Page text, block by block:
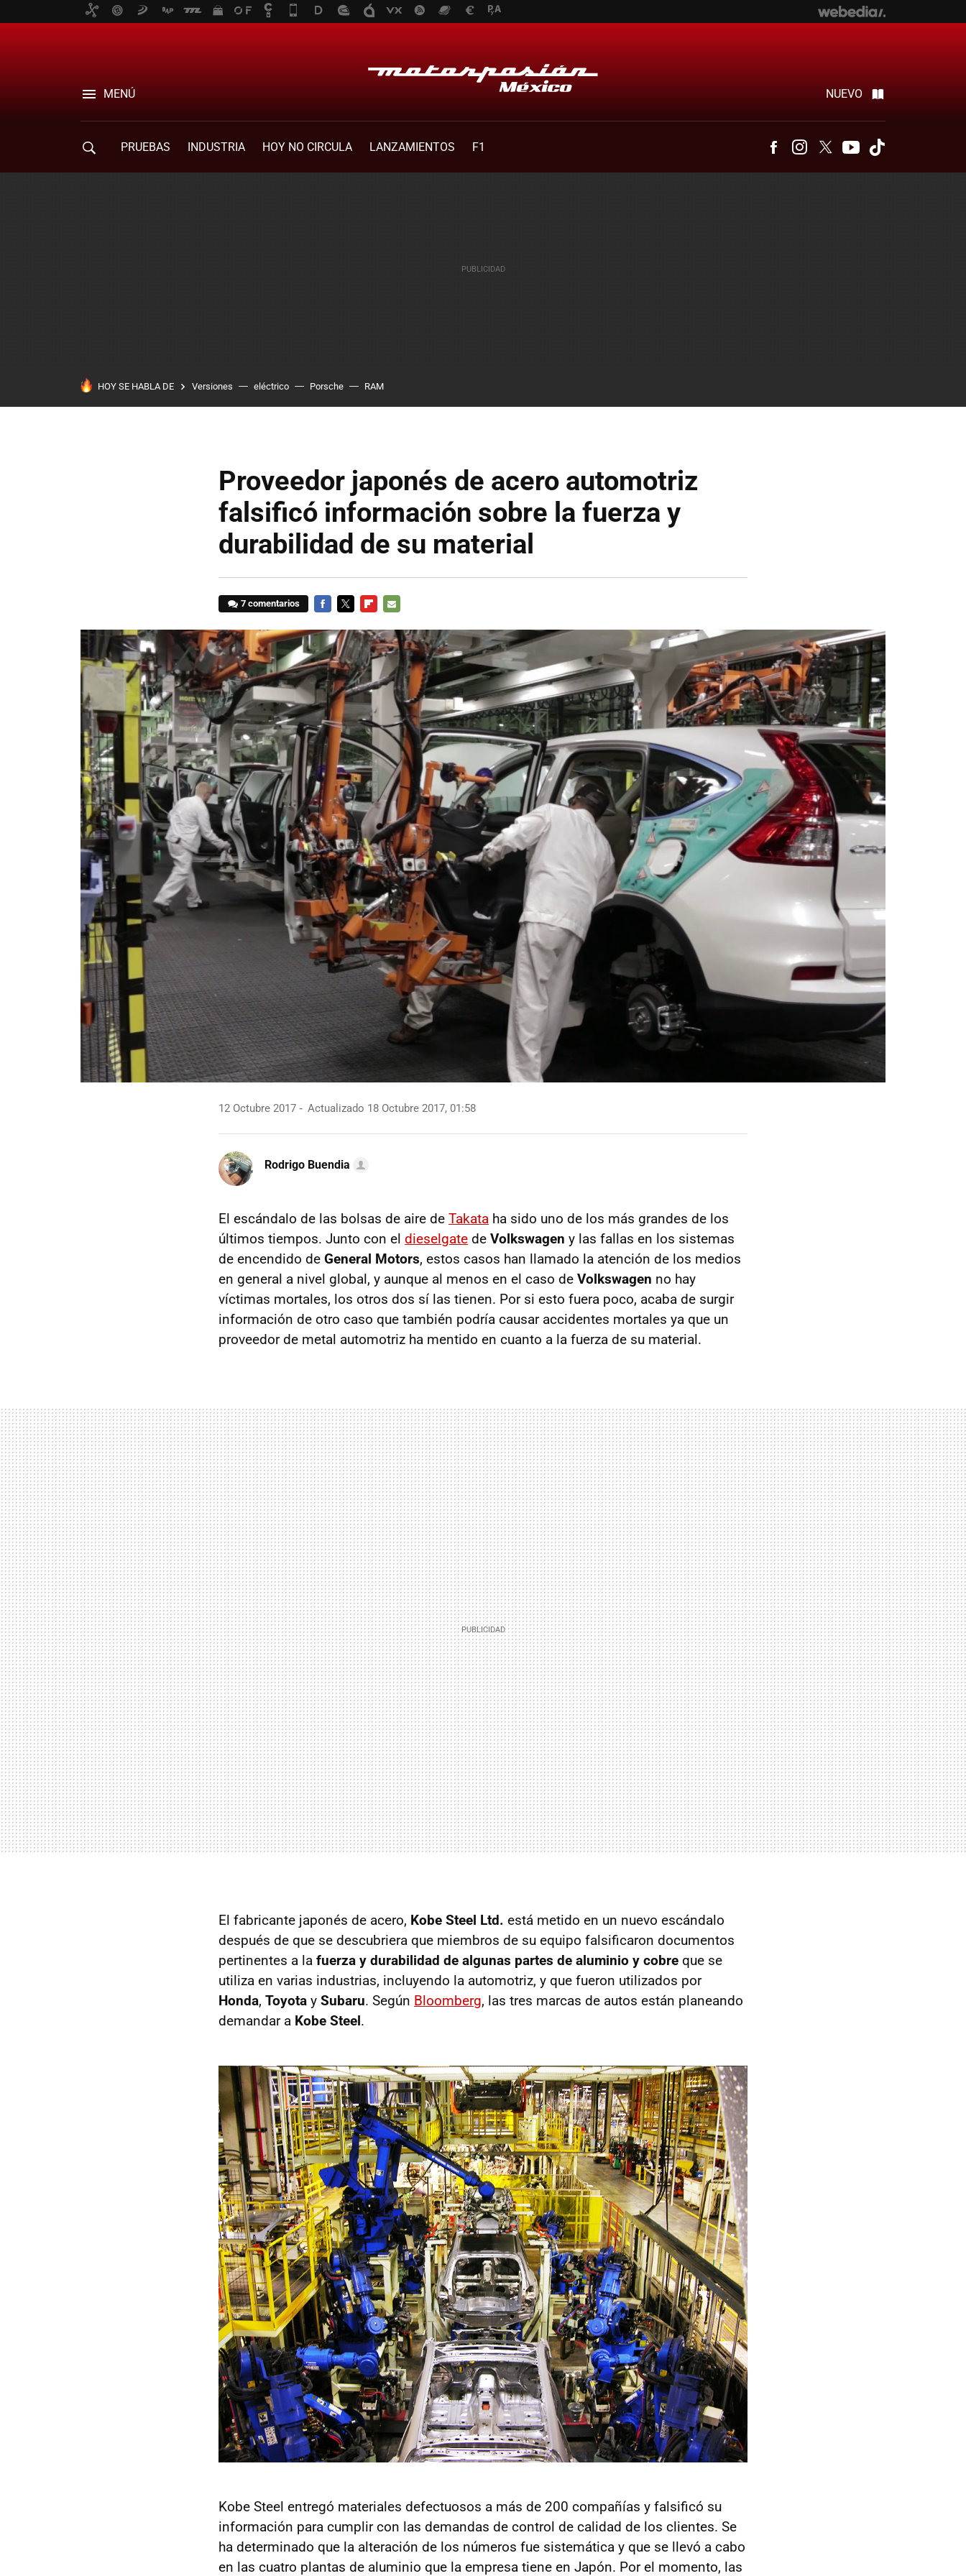
MENÚ NUEVO
PRUEBAS INDUSTRIA HOY NO CIRCULA LANZAMIENTOS F1 FacebookInstagram
Twitter Youtube
HOY SE HABLA DE Versiones eléctrico Porsche RAM
Proveedor japonés de acero automotriz
falsificó información sobre la fuerza y
durabilidad de su material
7 comentarios
MAIL
12 Octubre 2017 Actualizado 18 Octubre 2017, 01:58
Rodrigo Buendia
El escándalo de las bolsas de aire de Takata ha sido uno de los más grandes de los
últimos tiempos. Junto con el dieselgate de Volkswagen y las fallas en los sistemas
de encendido de General Motors, estos casos han llamado la atención de los medios
en general a nivel global, y aunque al menos en el caso de Volkswagen no hay
víctimas mortales, los otros dos sí las tienen. Por si esto fuera poco, acaba de surgir
información de otro caso que también podría causar accidentes mortales ya que un
proveedor de metal automotriz ha mentido en cuanto a la fuerza de su material.
El fabricante japonés de acero, Kobe Steel Ltd. está metido en un nuevo escándalo
después de que se descubriera que miembros de su equipo falsificaron documentos
pertinentes a la fuerza y durabilidad de algunas partes de aluminio y cobre que se
utiliza en varias industrias, incluyendo la automotriz, y que fueron utilizados por
Honda, Toyota y Subaru. Según Bloomberg, las tres marcas de autos están planeando
demandar a Kobe Steel.
Kobe Steel entregó materiales defectuosos a más de 200 compañías y falsificó su
información para cumplir con las demandas de control de calidad de los clientes. Se
ha determinado que la alteración de los números fue sistemática y que se llevó a cabo
en las cuatro plantas de aluminio que la empresa tiene en Japón. Por el momento, las